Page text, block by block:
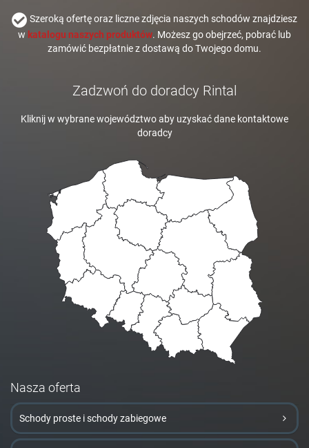
Szeroką ofertę oraz liczne zdjęcia naszych schodów znajdziesz
w katalogu naszych produktów. Możesz go obejrzeć, pobrać lub
zamówić bezpłatnie z dostawą do Twojego domu.
Zadzwoń do doradcy Rintal
Kliknij w wybrane województwo aby uzyskać dane kontaktowe
doradcy
Nasza oferta
Schody proste i schody zabiegowe